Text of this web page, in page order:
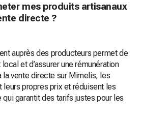
mes produits artisanaux
directe ?
auprès des producteurs permet de
local et d’assurer une rémunération
la vente directe sur Mimelis, les
leurs propres prix et réduisent les
garantit des tarifs justes pour les